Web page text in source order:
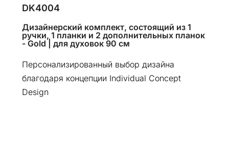
DK4004
Дизайнерский комплект, состоящий из 1
ручки, 1 планки и 2 дополнительных планок
- Gold | для духовок 90 см
Персонализированный выбор дизайна
благодаря концепции Individual Concept
Design